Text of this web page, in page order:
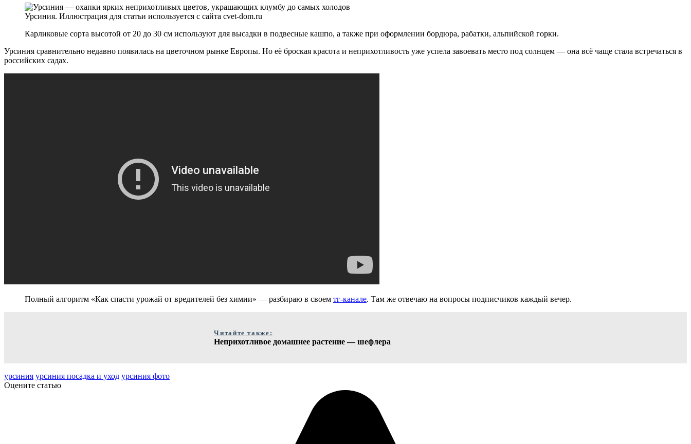
Урсиния. Иллюстрация для статьи используется с сайта cvet-dom.ru
Карликовые сорта высотой от 20 до 30 см используют для высадки в подвесные кашпо, а также при оформлении бордюра, рабатки, альпийской горки.
Урсиния сравнительно недавно появилась на цветочном рынке Европы. Но её броская красота и неприхотливость уже успела завоевать место под солнцем — она всё чаще стала встречаться в
российских садах.
Полный алгоритм «Как спасти урожай от вредителей без химии» — разбираю в своем тг-канале. Там же отвечаю на вопросы подписчиков каждый вечер.
Читайте также:
Неприхотливое домашнее растение — шефлера
урсиния урсиния посадка и уход урсиния фото
Оцените статью